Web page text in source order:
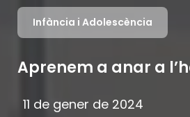
Infància i Adolescència
Aprenem a anar a
11 de gener de 2024